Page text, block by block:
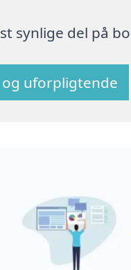
synlige del på
uforpligtende